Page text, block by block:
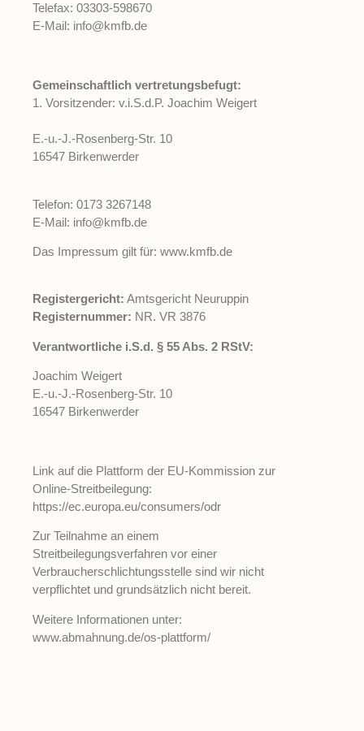
Telefax: 03303-598670
E-Mail: info@kmfb.de
Gemeinschaftlich vertretungsbefugt:
1. Vorsitzender: v.i.S.d.P. Joachim Weigert
E.-u.-J.-Rosenberg-Str. 10
16547 Birkenwerder
Telefon: 0173 3267148
E-Mail: info@kmfb.de
Das Impressum gilt für: www.kmfb.de
Registergericht: Amtsgericht Neuruppin
Registernummer: NR. VR 3876
Verantwortliche i.S.d. § 55 Abs. 2 RStV:
Joachim Weigert
E.-u.-J.-Rosenberg-Str. 10
16547 Birkenwerder
Link auf die Plattform der EU-Kommission zur
Online-Streitbeilegung:
https://ec.europa.eu/consumers/odr
Zur Teilnahme an einem
Streitbeilegungsverfahren vor einer
Verbraucherschlichtungsstelle sind wir nicht
verpflichtet und grundsätzlich nicht bereit.
Weitere Informationen unter:
www.abmahnung.de/os-plattform/